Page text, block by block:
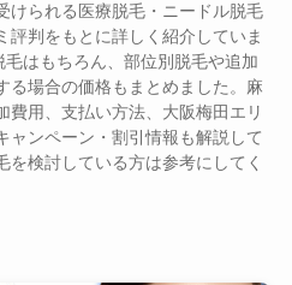
けられる医療脱毛・ニードル脱毛
評判をもとに詳しく紹介していま
はもちろん、部位別脱毛や追加
る場合の価格もまとめました。麻
費用、支払い方法、大阪梅田エリ
ャンペーン・割引情報も解説して
を検討している方は参考にしてく